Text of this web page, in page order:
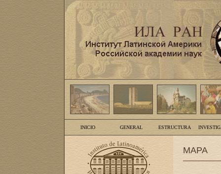
INICIO GENERAL ESTRUCTURA
MAPA